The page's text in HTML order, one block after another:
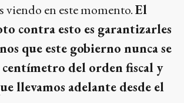
viendo en este momento.El
contra esto es garantizarles
que este gobierno nunca se
del orden fiscal y
llevamos adelante desde el